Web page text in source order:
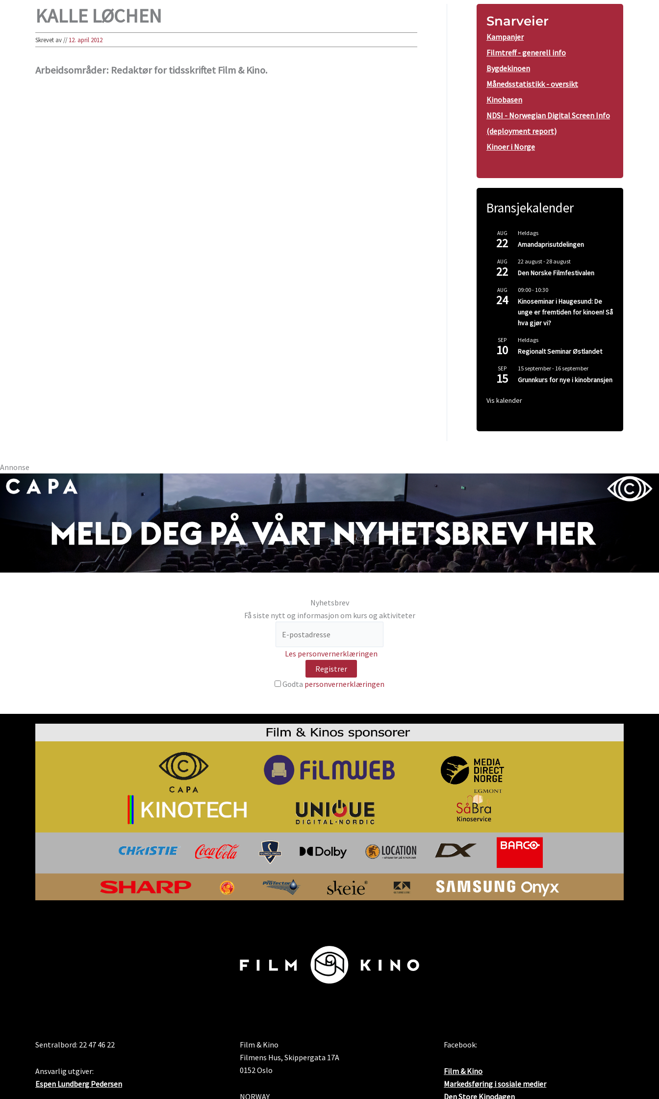
KALLE LØCHEN
Skrevet av//12. april 2012
Arbeidsområder: Redaktør for tidsskriftet Film & Kino.
Snarveier
Kampanjer
Filmtreff - generell info
Bygdekinoen
Månedsstatistikk - oversikt
Kinobasen
NDSI - Norwegian Digital Screen Info
(deployment report)
Kinoer i Norge
Bransjekalender
AUG
22
Heldags
Amandaprisutdelingen
AUG
22
22 august-28 august
Den Norske Filmfestivalen
AUG
24
09:00- 10:30
Kinoseminar i Haugesund: De
unge er fremtiden for kinoen! Så
hva gjør vi?
SEP
10
Heldags
Regionalt Seminar Østlandet
SEP
15
15 september- 16 september
Grunnkurs for nye i kinobransjen
Vis kalender
Annonse
Nyhetsbrev
Få siste nytt og informasjon om kurs og aktiviteter
Les personvernerklæringen
Godta personvernerklæringen
Sentralbord: 22 47 46 22
Ansvarlig utgiver:
Espen Lundberg Pedersen
Film & Kino
Filmens Hus, Skippergata 17A
0152 Oslo
NORWAY
Facebook:
Film & Kino
Markedsføring i sosiale medier
Den Store Kinodagen